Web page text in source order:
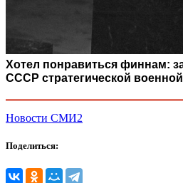
Хотел понравиться финнам:
СССР стратегической
Новости СМИ2
Поделиться: